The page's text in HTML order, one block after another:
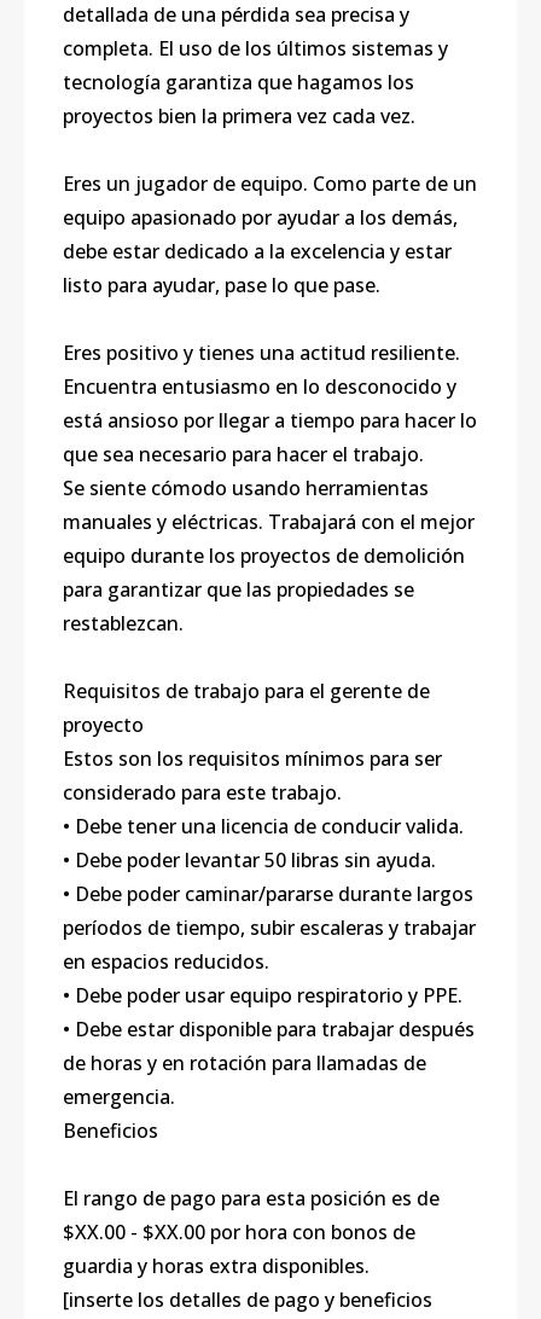
detallada de una pérdida sea precisa y
completa. El uso de los últimos sistemas y
tecnología garantiza que hagamos los
proyectos bien la primera vez cada vez.
Eres un jugador de equipo. Como parte de un
equipo apasionado por ayudar a los demás,
debe estar dedicado a la excelencia y estar
listo para ayudar, pase lo que pase.
Eres positivo y tienes una actitud resiliente.
Encuentra entusiasmo en lo desconocido y
está ansioso por llegar a tiempo para hacer lo
que sea necesario para hacer el trabajo.
Se siente cómodo usando herramientas
manuales y eléctricas. Trabajará con el mejor
equipo durante los proyectos de demolición
para garantizar que las propiedades se
restablezcan.
Requisitos de trabajo para el gerente de
proyecto
Estos son los requisitos mínimos para ser
considerado para este trabajo.
• Debe tener una licencia de conducir valida.
• Debe poder levantar 50 libras sin ayuda.
• Debe poder caminar/pararse durante largos
períodos de tiempo, subir escaleras y trabajar
en espacios reducidos.
• Debe poder usar equipo respiratorio y PPE.
• Debe estar disponible para trabajar después
de horas y en rotación para llamadas de
emergencia.
Beneficios
El rango de pago para esta posición es de
$XX.00 - $XX.00 por hora con bonos de
guardia y horas extra disponibles.
[inserte los detalles de pago y beneficios